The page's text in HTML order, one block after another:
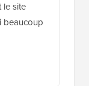
le site
beaucoup